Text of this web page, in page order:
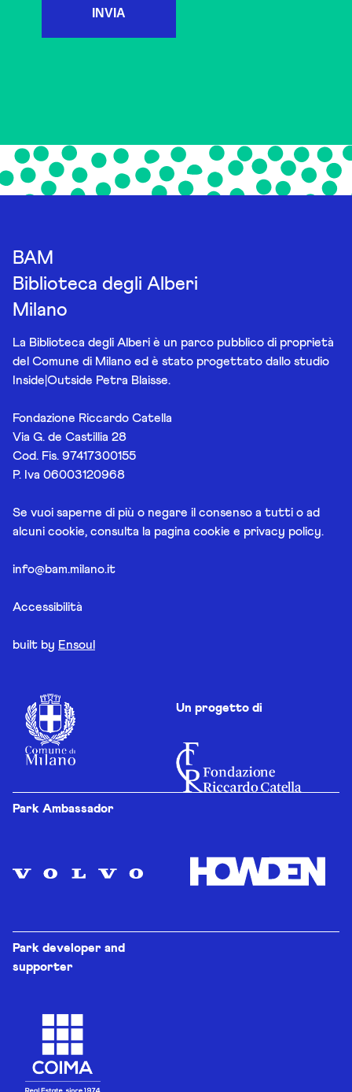
INVIA
BAM
Biblioteca degli Alberi
Milano
La Biblioteca degli Alberi è un parco pubblico di proprietà
del Comune di Milano ed è stato progettato dallo studio
Inside|Outside Petra Blaisse.
Fondazione Riccardo Catella
Via G. de Castillia 28
Cod. Fis. 97417300155
P. Iva 06003120968
Se vuoi saperne di più o negare il consenso a tutti o ad
alcuni cookie, consulta la pagina cookie e privacy policy.
info@bam.milano.it
Accessibilità
built by Ensoul
Un progetto di
Park Ambassador
Park developer and
supporter